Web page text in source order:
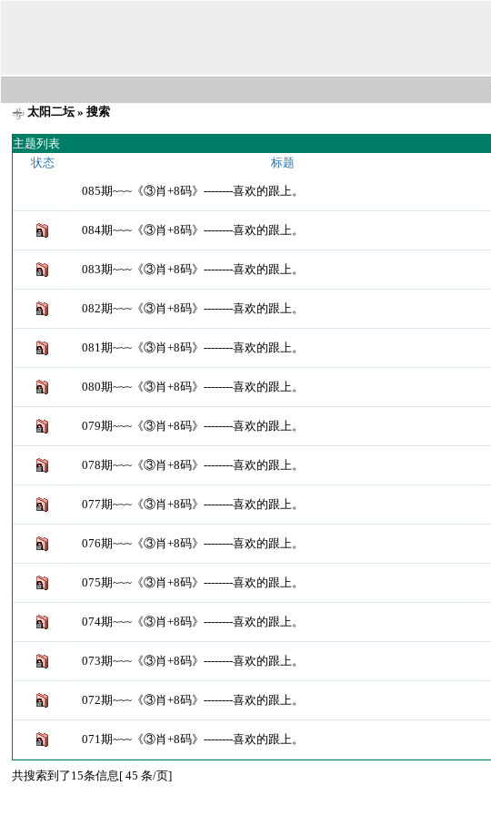
太阳二坛» 搜索
主题列表
状态
标题
085期~~~《③肖+8码》--------喜欢的跟上。
084期~~~《③肖+8码》--------喜欢的跟上。
083期~~~《③肖+8码》--------喜欢的跟上。
082期~~~《③肖+8码》--------喜欢的跟上。
081期~~~《③肖+8码》--------喜欢的跟上。
080期~~~《③肖+8码》--------喜欢的跟上。
079期~~~《③肖+8码》--------喜欢的跟上。
078期~~~《③肖+8码》--------喜欢的跟上。
077期~~~《③肖+8码》--------喜欢的跟上。
076期~~~《③肖+8码》--------喜欢的跟上。
075期~~~《③肖+8码》--------喜欢的跟上。
074期~~~《③肖+8码》--------喜欢的跟上。
073期~~~《③肖+8码》--------喜欢的跟上。
072期~~~《③肖+8码》--------喜欢的跟上。
071期~~~《③肖+8码》--------喜欢的跟上。
共搜索到了15条信息[ 45 条/页]